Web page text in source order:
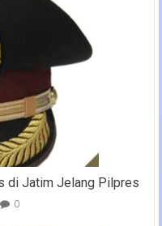
di Jatim Jelang Pilpres
0